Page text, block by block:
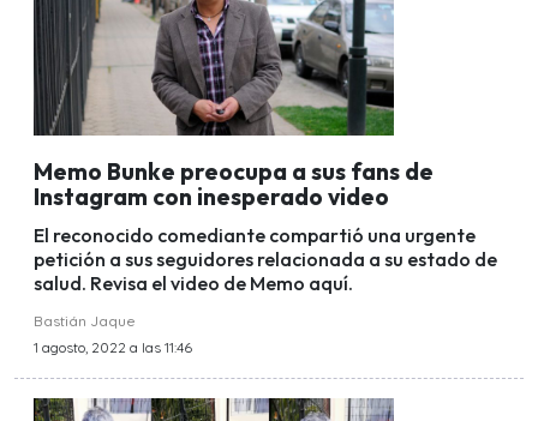
Memo Bunke preocupa a sus fans de
Instagram con inesperado video
El reconocido comediante compartió una urgente
petición a sus seguidores relacionada a su estado de
salud. Revisa el video de Memo aquí.
Bastián Jaque
1 agosto, 2022 a las 11:46